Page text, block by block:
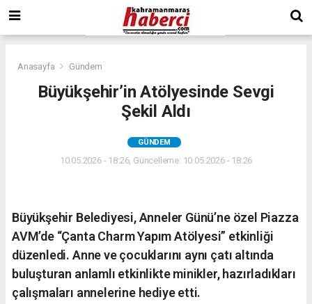
Anasayfa Gündem
Büyükşehir’in Atölyesinde Sevgi
Şekil Aldı
GÜNDEM
10.05.2026 - 18:26, Güncelleme: 10.05.2026 - 18:26
Büyükşehir Belediyesi, Anneler Günü’ne özel Piazza
AVM’de “Çanta Charm Yapım Atölyesi” etkinliği
düzenledi. Anne ve çocuklarını aynı çatı altında
buluşturan anlamlı etkinlikte minikler, hazırladıkları
çalışmaları annelerine hediye etti.